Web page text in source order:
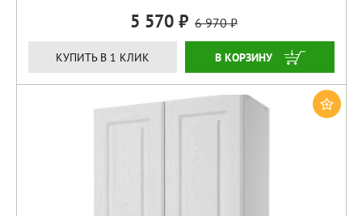
5 570 6 970
КУПИТЬ В 1 КЛИК КУПИТЬ